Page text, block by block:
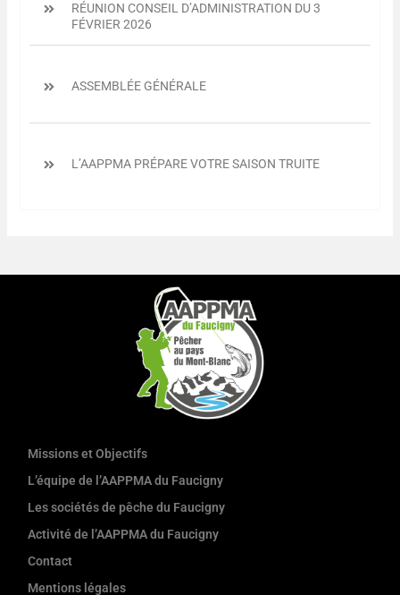
RÉUNION CONSEIL D’ADMINISTRATION DU 3
FÉVRIER 2026
ASSEMBLÉE GÉNÉRALE
L’AAPPMA PRÉPARE VOTRE SAISON TRUITE
Missions et Objectifs
L’équipe de l’AAPPMA du Faucigny
Les sociétés de pêche du Faucigny
Activité de l’AAPPMA du Faucigny
Contact
Mentions légales